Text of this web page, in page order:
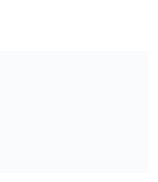
15g 関東当日便